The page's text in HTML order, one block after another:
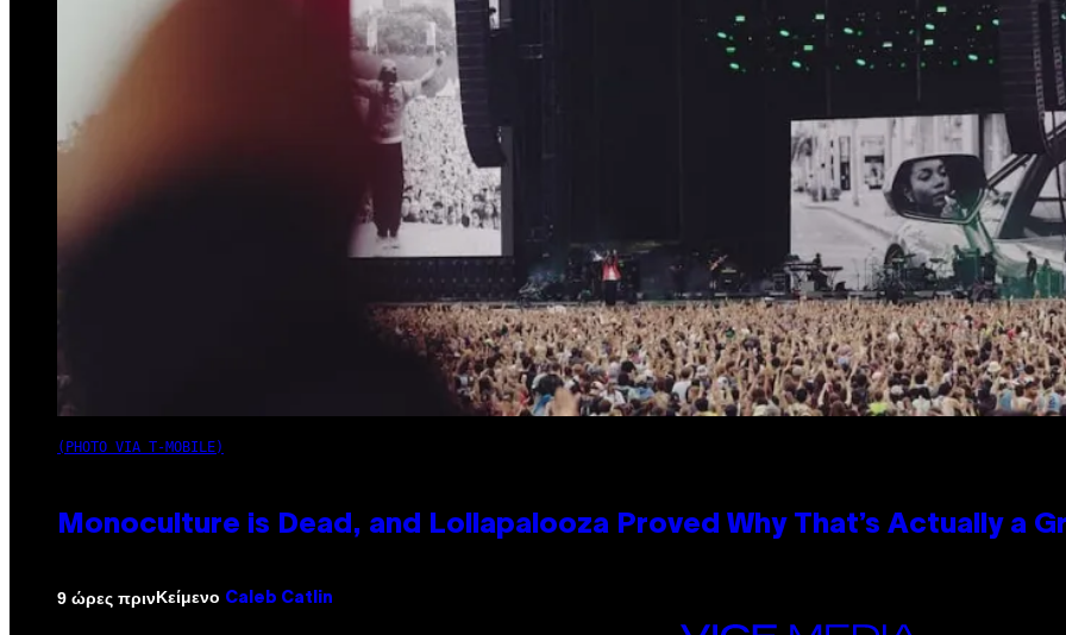
(PHOTO VIA T-MOBILE)
Monoculture is Dead, and Lollapalooza Proved Why That’s Actually a
9 ώρες πρινΚείμενο Caleb Catlin